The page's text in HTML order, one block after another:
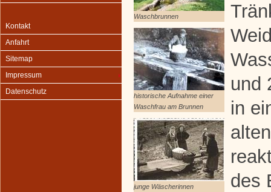
Kontakt
Anfahrt
Sitemap
Impressum
Datenschutz
Waschbrunnen
historische Aufnahme einer
Waschfrau am Brunnen
junge Wäscherinnen
und
in
des